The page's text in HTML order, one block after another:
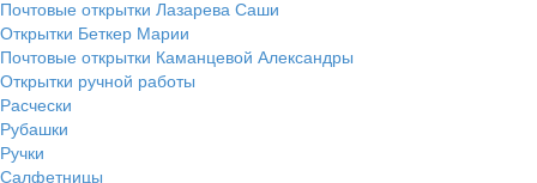
Почтовые открытки Лазарева Саши
Открытки Беткер Марии
Почтовые открытки Каманцевой Александры
Открытки ручной работы
Расчески
Рубашки
Ручки
Салфетницы